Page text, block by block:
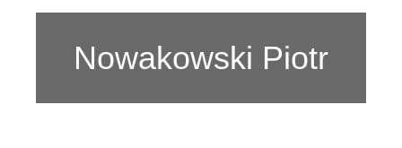
Nowakowski Piotr